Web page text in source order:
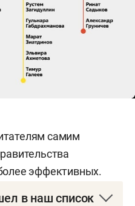
самим
эффективных.
в наш список